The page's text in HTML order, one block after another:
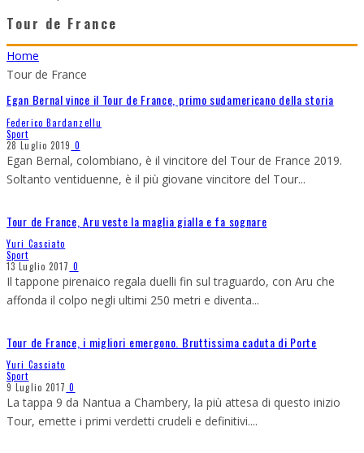
Tour de France
Home
Tour de France
Egan Bernal vince il Tour de France, primo sudamericano della storia
Federico Bardanzellu
Sport
28 Luglio 2019 0
Egan Bernal, colombiano, è il vincitore del Tour de France 2019.
Soltanto ventiduenne, è il più giovane vincitore del Tour...
Tour de France, Aru veste la maglia gialla e fa sognare
Yuri Casciato
Sport
13 Luglio 2017 0
Il tappone pirenaico regala duelli fin sul traguardo, con Aru che
affonda il colpo negli ultimi 250 metri e diventa...
Tour de France, i migliori emergono. Bruttissima caduta di Porte
Yuri Casciato
Sport
9 Luglio 2017 0
La tappa 9 da Nantua a Chambery, la più attesa di questo inizio
Tour, emette i primi verdetti crudeli e definitivi....